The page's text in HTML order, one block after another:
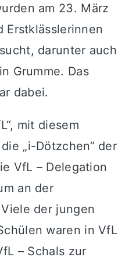
am 23. März
Erstklässlerinnen
darunter auch
Grumme. Das
dabei.
mit diesem
„i-Dötzchen“ der
VfL – Delegation
an der
der jungen
waren in VfL
– Schals zur